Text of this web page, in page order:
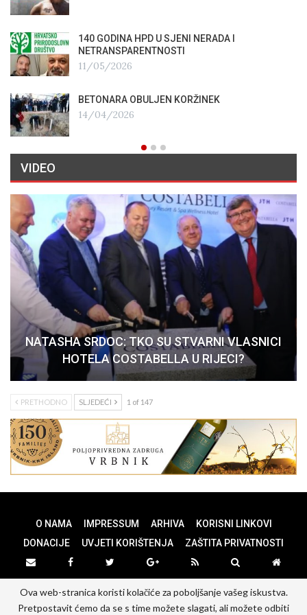
140 GODINA HPD U SJENI NERADA I
NETRANSPARENTNOSTI
11/05/2026
BETONARA OBULJEN KORŽINEK
14/04/2026
VIDEO
NATASHA SRDOC: TKO SU STVARNI VLASNICI
HOTELA COSTABELLA U RIJECI?
PRETHODNO SLJEDEĆI 1 of 147
O NAMA IMPRESSUM ARHIVA
KORISNI LINKOVI
DONACIJE
UVJETI KORIŠTENJA ZAŠTITA PRIVATNOSTI
© 2026 - PANOPTICUM. All Rights Reserved.
Ova web-stranica koristi kolačiće za poboljšanje vašeg iskustva.
Pretpostavit ćemo da se s time možete slagati, ali možete odbiti